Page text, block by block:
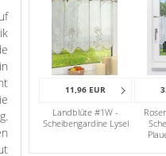
11,96 EUR
Landblüte #1W -
Scheibengardine Lysel